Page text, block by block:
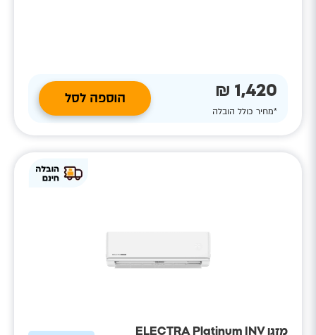
1,420 ₪
*מחיר כולל הובלה
הוספה לסל
מזגן ELECTRA Platinum INV